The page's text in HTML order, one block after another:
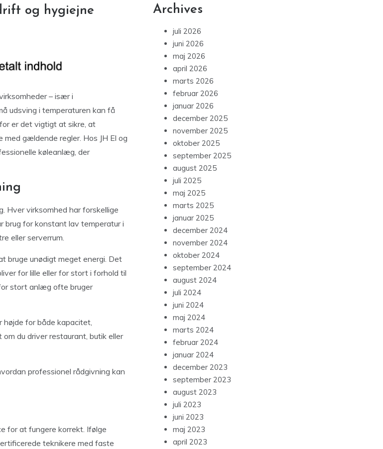
og hygiejne
– især i
udsving i temperaturen kan få
er det vigtigt at sikre, at
gældende regler. Hos JH El og
køleanlæg, der
Hver virksomhed har forskellige
brug for konstant lav temperatur i
eller serverrum.
bruge unødigt meget energi. Det
for lille eller for stort i forhold til
stort anlæg ofte bruger
højde for både kapacitet,
du driver restaurant, butik eller
professionel rådgivning kan
for at fungere korrekt. Ifølge
teknikere med faste
Archives
juli 2026
juni 2026
maj 2026
april 2026
marts 2026
februar 2026
januar 2026
december 2025
november 2025
oktober 2025
september 2025
august 2025
juli 2025
maj 2025
marts 2025
januar 2025
december 2024
november 2024
oktober 2024
september 2024
august 2024
juli 2024
juni 2024
maj 2024
marts 2024
februar 2024
januar 2024
december 2023
september 2023
august 2023
juli 2023
juni 2023
maj 2023
april 2023